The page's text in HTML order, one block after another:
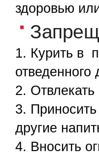
здоровью
Курить в
отведенного
другие
Вносить